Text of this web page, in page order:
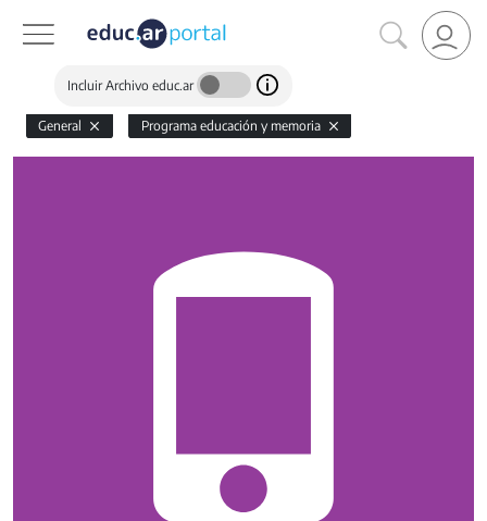
Incluir Archivo educ.ar
General Programa educación y memoria